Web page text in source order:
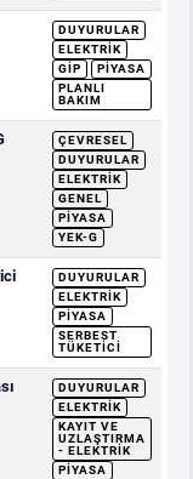
DUYURULAR
ELEKTRIK
GİP
PIYASA
PLANLI
BAKIM
ÇEVRESEL
DUYURULAR
ELEKTRIK
GENEL
PIYASA
YEK-G
DUYURULAR
ELEKTRIK
PIYASA
SERBEST
TÜKETICI
DUYURULAR
ELEKTRIK
KAYIT VE
UZLAŞTIRMA
- ELEKTRIK
PIYASA